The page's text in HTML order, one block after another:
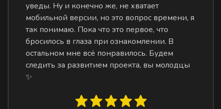
уведы. Ну и конечно же, не хватает
мобильной версии, но это вопрос времени, я
так понимаю. Пока что это первое, что
бросилось в глаза при ознакомлении. В
остальном мне всё понравилось. Будем
следить за развитием проекта, вы молодцы
✨